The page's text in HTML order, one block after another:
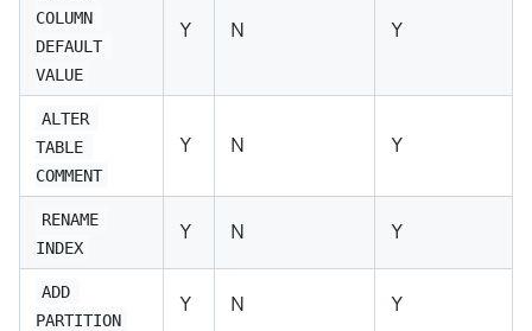
COLUMN
DEFAULT
VALUE
Y N Y
ALTER
TABLE
COMMENT
Y N Y
RENAME
INDEX
Y N Y
ADD
PARTITION
Y N Y